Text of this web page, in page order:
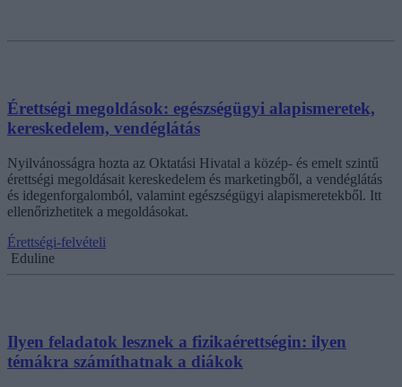
Érettségi megoldások: egészségügyi alapismeretek,
kereskedelem, vendéglátás
Nyilvánosságra hozta az Oktatási Hivatal a közép- és emelt szintű
érettségi megoldásait kereskedelem és marketingből, a vendéglátás
és idegenforgalomból, valamint egészségügyi alapismeretekből. Itt
ellenőrizhetitek a megoldásokat.
Érettségi-felvételi
Eduline
Ilyen feladatok lesznek a fizikaérettségin: ilyen
témákra számíthatnak a diákok